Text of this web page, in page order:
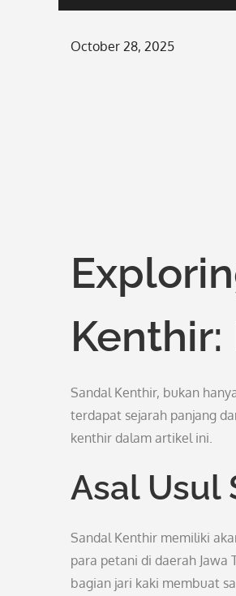
Posted
October 28, 2025
Sandal Kenthir, bukan
terdapat sejarah panjang
kenthir dalam artikel ini.
Asal Usul
Sandal Kenthir memiliki
para petani di daerah Jawa
bagian jari kaki membuat